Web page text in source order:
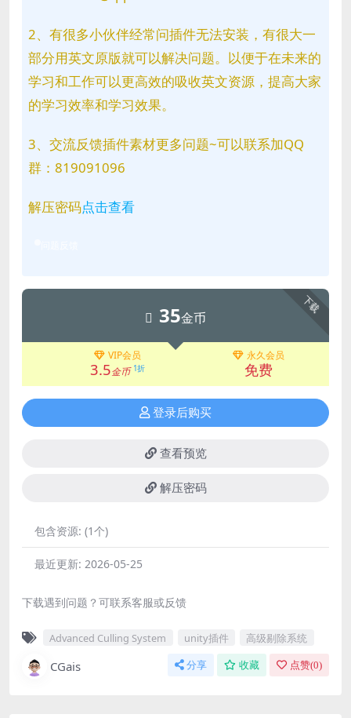
2、有很多小伙伴经常问插件无法安装，有很大一
部分用英文原版就可以解决问题。以便于在未来的
学习和工作可以更高效的吸收英文资源，提高大家
的学习效率和学习效果。
3、交流反馈插件素材更多问题~可以联系加QQ
群：819091096
解压密码点击查看
下载
35金币
VIP会员
3.5金币 1折
永久会员
免费
登录后购买
查看预览
解压密码
包含资源: (1个)
最近更新: 2026-05-25
下载遇到问题？可联系客服或反馈
Advanced Culling System unity插件 高级剔除系统
CGais 分享 收藏 点赞(0)